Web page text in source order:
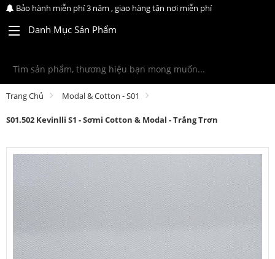
Bảo hành miễn phí 3 năm , giao hàng tận nơi miễn phí
Danh Mục Sản Phẩm
Trang Chủ Modal & Cotton - S01
S01.502 Kevinlli S1 - Sơmi Cotton & Modal - Trắng Trơn